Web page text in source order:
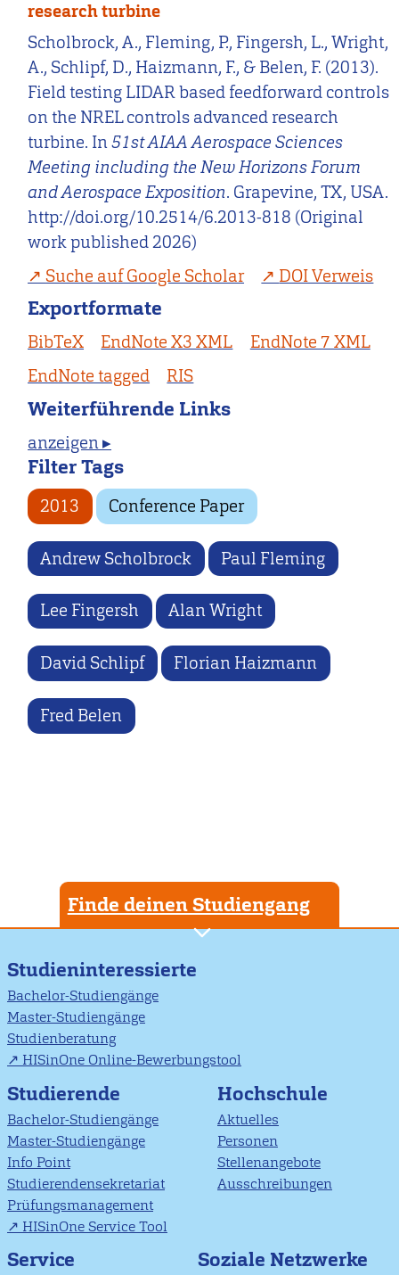
research turbine
Scholbrock, A., Fleming, P., Fingersh, L., Wright,
A., Schlipf, D., Haizmann, F., & Belen, F. (2013).
Field testing LIDAR based feedforward controls
on the NREL controls advanced research
turbine. In51st AIAA Aerospace Sciences
Meeting including the New Horizons Forum
and Aerospace Exposition. Grapevine, TX, USA.
http://doi.org/10.2514/6.2013-818 (Original
work published 2026)
Suche auf Google Scholar
DOI Verweis
Exportformate
BibTeX EndNote X3 XML
EndNote 7 XML
EndNote tagged
RIS
Weiterführende Links
anzeigen ▸
Filter Tags
2013 Conference Paper
Andrew Scholbrock Paul Fleming
Lee Fingersh Alan Wright
David Schlipf Florian Haizmann
Fred Belen
Finde deinen Studiengang
Studieninteressierte
Bachelor-Studiengänge
Master-Studiengänge
Studienberatung
HISinOne Online-Bewerbungstool
Studierende
Bachelor-Studiengänge
Master-Studiengänge
Info Point
Studierendensekretariat
Prüfungsmanagement
HISinOne Service Tool
Hochschule
Aktuelles
Personen
Stellenangebote
Ausschreibungen
Service Soziale Netzwerke